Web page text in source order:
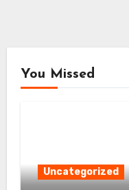
You Missed
Uncategorized